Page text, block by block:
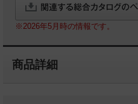
※2026年5月時の情報です。
商品詳細